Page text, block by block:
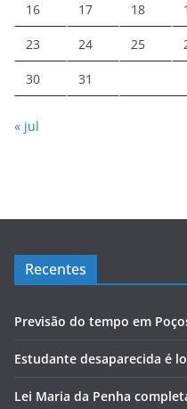
16 17 18
23 24 25
30 31
« jul
Recentes
Previsão do tempo em
Estudante desaparecida é
Lei Maria da Penha